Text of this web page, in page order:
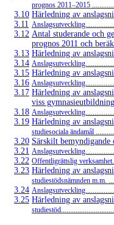
prognos 2011–2015
3.10 Härledning av
3.11
3.12 Antal studerande och
prognos 2011 och
3.13 Härledning av
3.14
3.15 Härledning av
3.16
3.17 Härledning av
viss
3.18
3.19 Härledning av
studiesociala ändamål
3.20 Särskilt
3.21
3.22 Offentligrättslig
3.23 Härledning av
studiestödsnämnden m.m.
3.24
3.25 Härledning av